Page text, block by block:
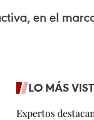
en el
LO MÁS
Expertos